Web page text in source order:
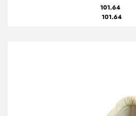
101.64
101.64